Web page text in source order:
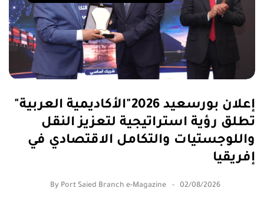
إعلان بورسعيد 2026"الأكاديمية العربية"
تطلق رؤية استراتيجية لتعزيز النقل
واللوجستيات والتكامل الاقتصادي في
إفريقيا
By Port Saied Branch e-Magazine 02/08/2026